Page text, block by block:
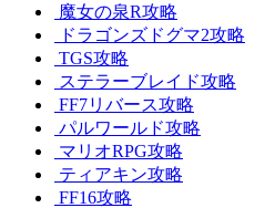
魔女の泉R攻略
ドラゴンズドグマ2攻略
TGS攻略
ステラーブレイド攻略
FF7リバース攻略
パルワールド攻略
マリオRPG攻略
ティアキン攻略
FF16攻略